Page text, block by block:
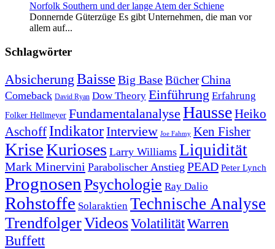
Norfolk Southern und der lange Atem der Schiene
Donnernde Güterzüge Es gibt Unternehmen, die man vor
allem auf...
Schlagwörter
Absicherung Baisse Big BaseBücherChina
Comeback David Ryan Dow Theory Einführung Erfahrung
Folker Hellmeyer Fundamentalanalyse HausseHeiko
Aschoff IndikatorInterview Joe Fahmy Ken Fisher
KriseKurioses Larry Williams Liquidität
Mark Minervini Parabolischer Anstieg PEAD Peter Lynch
Prognosen Psychologie Ray Dalio
Rohstoffe Solaraktien Technische Analyse
TrendfolgerVideosVolatilitätWarren
Buffett